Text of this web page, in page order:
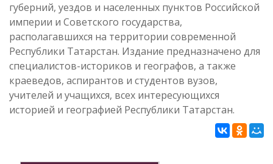
губерний, уездов и населенных пунктов Российской
империи и Советского государства,
располагавшихся на территории современной
Республики Татарстан. Издание предназначено для
специалистов-историков и географов, а также
краеведов, аспирантов и студентов вузов,
учителей и учащихся, всех интересующихся
историей и географией Республики Татарстан.